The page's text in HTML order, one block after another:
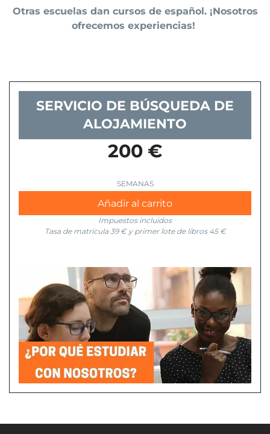
Otras escuelas dan cursos de español. ¡Nosotros
ofrecemos experiencias!
SERVICIO DE BÚSQUEDA DE
ALOJAMIENTO
200 €
Servicio
de
de
Añadir al carrito
Impuestos incluidos
Tasa de matrícula 39 € y primer lote de libros 45 €